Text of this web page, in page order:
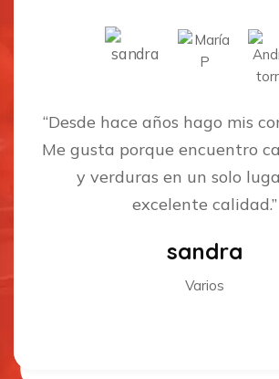
María P
Andrés torres
Carnicos
luisa almansa
Lácteos
“Desde hace años hago mis
Me gusta porque encuentro
y verduras en un solo
excelente calidad.”
sandra
Varios